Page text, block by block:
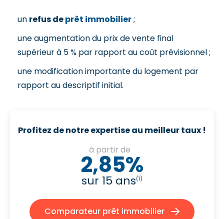
un refus deprêt immobilier;
une augmentation du prix de vente final
supérieur à 5 % par rapport au coût prévisionnel ;
une modification importante du logement par
rapport au descriptif initial.
Profitez de notre expertise au meilleur taux !
à partir de
2,85%
sur 15 ans(1)
Comparateur prêt immobilier